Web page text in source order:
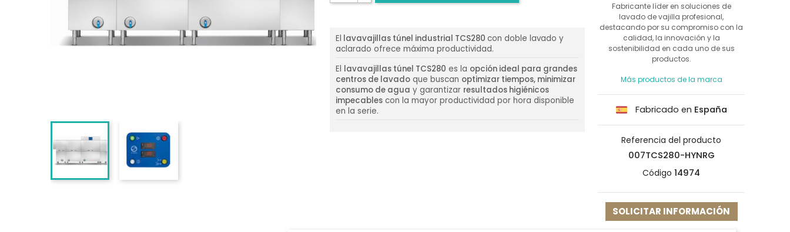
El lavavajillas túnel industrial TCS280 con doble lavado y
aclarado ofrece máxima productividad.
El lavavajillas túnel TCS280 es la opción ideal para grandes
centros de lavado que buscan optimizar tiempos, minimizar
consumo de agua y garantizar resultados higiénicos
impecables con la mayor productividad por hora disponible
en la serie.
Fabricante líder en soluciones de
lavado de vajilla profesional,
destacando por su compromiso con la
calidad, la innovación y la
sostenibilidad en cada uno de sus
productos.
Más productos de la marca
Fabricado en España
Referencia del producto
007TCS280-HYNRG
Código 14974
SOLICITAR INFORMACIÓN